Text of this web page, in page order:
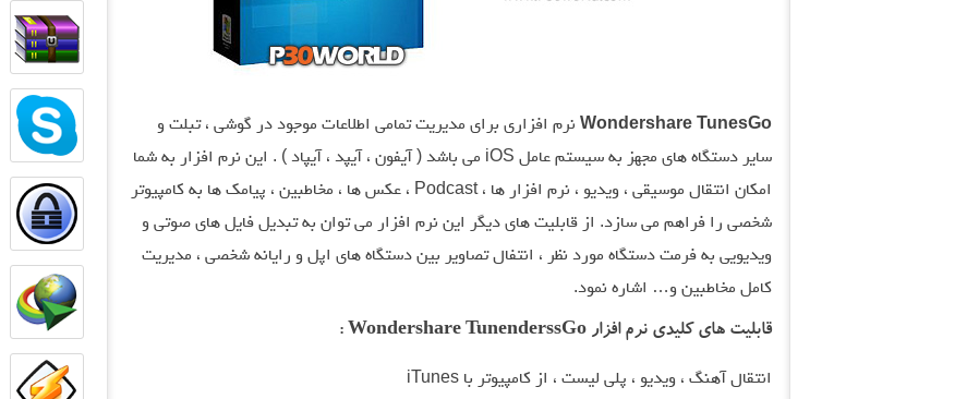
Wondershare TunesGo نرم افزاری برای مدیریت تمامی اطلاعات موجود در گوشی ، تبلت و
سایر دستگاه های مجهز به سیستم عامل iOS می باشد ( آیفون ، آیپد ، آیپاد ) . این نرم افزار به شما
امکان انتقال موسیقی ، ویدیو ، نرم افزار ها ، Podcast ، عکس ها ، مخاطبین ، پیامک ها به کامپیوتر
شخصی را فراهم می سازد. از قابلیت های دیگر این نرم افزار می توان به تبدیل فایل های صوتی و
ویدیویی به فرمت دستگاه مورد نظر ، انتفال تصاویر بین دستگاه های اپل و رایانه شخصی ، مدیریت
کامل مخاطبین و… اشاره نمود.
قابلیت های کلیدی نرم افزار Wondershare TunenderssGo :
انتقال آهنگ ، ویدیو ، پلی لیست ، از کامپیوتر با iTunes